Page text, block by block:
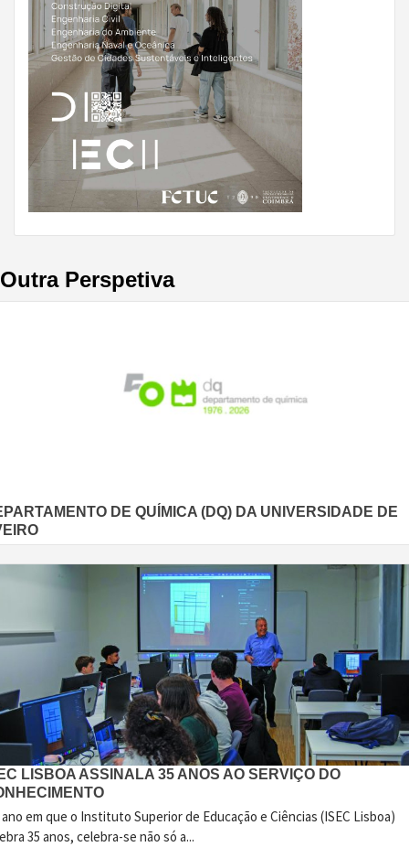
Outra Perspetiva
DE QUÍMICA (DQ) DA UNIVERSIDADE DE
LISBOA ASSINALA 35 ANOS AO SERVIÇO DO
em que o Instituto Superior de Educação e Ciências (ISEC Lisboa)
35 anos, celebra-se não só a...